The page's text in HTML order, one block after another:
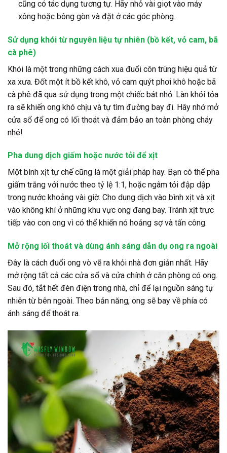
cũng có tác dụng tương tự. Hãy nhỏ vài giọt vào máy
xông hoặc bông gòn và đặt ở các góc phòng.
Sử dụng khói từ nguyên liệu tự nhiên (bồ kết, vỏ cam, bã
cà phê)
Khói là một trong những cách xua đuổi côn trùng hiệu quả từ
xa xưa. Đốt một ít bồ kết khô, vỏ cam quýt phơi khô hoặc bã
cà phê đã qua sử dụng trong một chiếc bát nhỏ. Làn khói tỏa
ra sẽ khiến ong khó chịu và tự tìm đường bay đi. Hãy nhớ mở
cửa sổ để ong có lối thoát và đảm bảo an toàn phòng cháy
nhé!
Pha dung dịch giấm hoặc nước tỏi để xịt
Một bình xịt tự chế cũng là một giải pháp hay. Bạn có thể pha
giấm trắng với nước theo tỷ lệ 1:1, hoặc ngâm tỏi đập dập
trong nước khoảng vài giờ. Cho dung dịch vào bình xịt và xịt
vào không khí ở những khu vực ong đang bay. Tránh xịt trực
tiếp vào con ong vì có thể khiến nó hoảng sợ và tấn công.
Mở rộng lối thoát và dùng ánh sáng dẫn dụ ong ra ngoài
Đây là cách đuổi ong vò vẽ ra khỏi nhà đơn giản nhất. Hãy
mở rộng tất cả các cửa sổ và cửa chính ở căn phòng có ong.
Sau đó, tắt hết đèn điện trong nhà, chỉ để lại nguồn sáng tự
nhiên từ bên ngoài. Theo bản năng, ong sẽ bay về phía có
ánh sáng để thoát ra.